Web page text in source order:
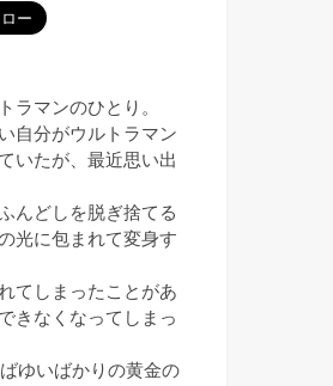
ラマンのひとり。
自分がウルトラマン
いたが、最近思い出
んどしを脱ぎ捨てる
光に包まれて変身す
てしまったことがあ
きなくなってしまっ
ゆいばかりの黄金の